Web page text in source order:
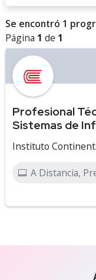
Se encontró 1
Página 1 de 1
Profesional
Sistemas de
Instituto
A Distancia,